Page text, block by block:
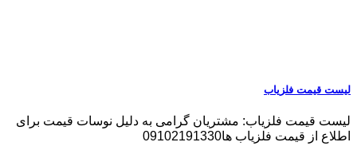
لیست قیمت فلزیاب
لیست قیمت فلزیاب: مشتریان گرامی به دلیل نوسات قیمت برای
اطلاع از قیمت فلزیاب ها09102191330